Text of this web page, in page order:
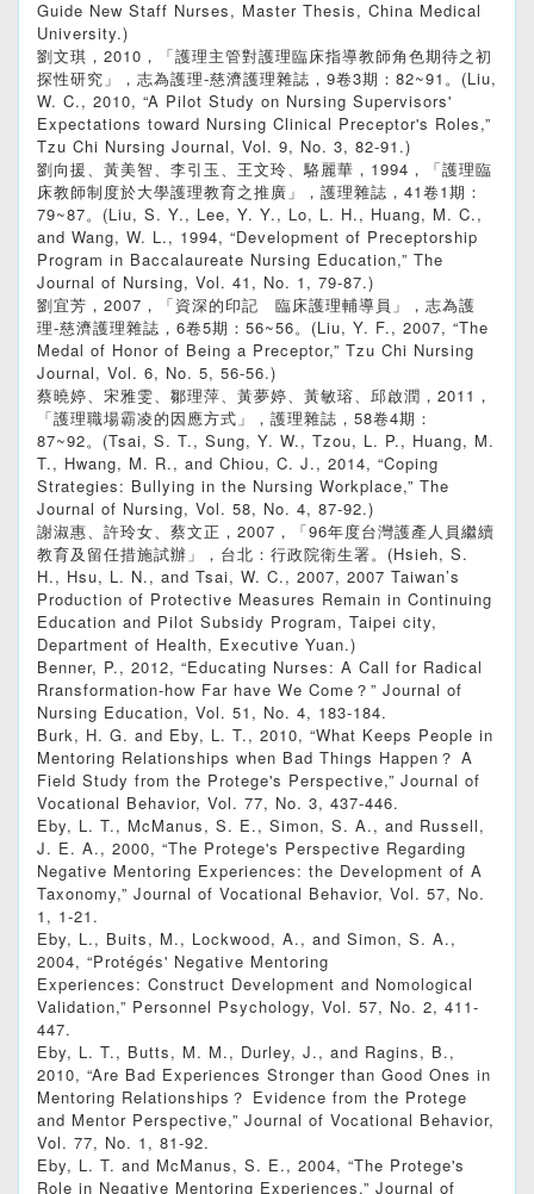
Guide New Staff Nurses, Master Thesis, China Medical
University.)
劉文琪，2010，「護理主管對護理臨床指導教師角色期待之初
探性研究」，志為護理-慈濟護理雜誌，9卷3期：82~91。(Liu,
W. C., 2010, “A Pilot Study on Nursing Supervisors'
Expectations toward Nursing Clinical Preceptor's Roles,”
Tzu Chi Nursing Journal, Vol. 9, No. 3, 82-91.)
劉向援、黃美智、李引玉、王文玲、駱麗華，1994，「護理臨
床教師制度於大學護理教育之推廣」，護理雜誌，41卷1期：
79~87。(Liu, S. Y., Lee, Y. Y., Lo, L. H., Huang, M. C.,
and Wang, W. L., 1994, “Development of Preceptorship
Program in Baccalaureate Nursing Education,” The
Journal of Nursing, Vol. 41, No. 1, 79-87.)
劉宜芳，2007，「資深的印記 臨床護理輔導員」，志為護
理-慈濟護理雜誌，6卷5期：56~56。(Liu, Y. F., 2007, “The
Medal of Honor of Being a Preceptor,” Tzu Chi Nursing
Journal, Vol. 6, No. 5, 56-56.)
蔡曉婷、宋雅雯、鄒理萍、黃夢婷、黃敏瑢、邱啟潤，2011，
「護理職場霸凌的因應方式」，護理雜誌，58卷4期：
87~92。(Tsai, S. T., Sung, Y. W., Tzou, L. P., Huang, M.
T., Hwang, M. R., and Chiou, C. J., 2014, “Coping
Strategies: Bullying in the Nursing Workplace,” The
Journal of Nursing, Vol. 58, No. 4, 87-92.)
謝淑惠、許玲女、蔡文正，2007，「96年度台灣護產人員繼續
教育及留任措施試辦」，台北：行政院衛生署。(Hsieh, S.
H., Hsu, L. N., and Tsai, W. C., 2007, 2007 Taiwan’s
Production of Protective Measures Remain in Continuing
Education and Pilot Subsidy Program, Taipei city,
Department of Health, Executive Yuan.)
Benner, P., 2012, “Educating Nurses: A Call for Radical
Rransformation-how Far have We Come？” Journal of
Nursing Education, Vol. 51, No. 4, 183-184.
Burk, H. G. and Eby, L. T., 2010, “What Keeps People in
Mentoring Relationships when Bad Things Happen？ A
Field Study from the Protege's Perspective,” Journal of
Vocational Behavior, Vol. 77, No. 3, 437-446.
Eby, L. T., McManus, S. E., Simon, S. A., and Russell,
J. E. A., 2000, “The Protege's Perspective Regarding
Negative Mentoring Experiences: the Development of A
Taxonomy,” Journal of Vocational Behavior, Vol. 57, No.
1, 1-21.
Eby, L., Buits, M., Lockwood, A., and Simon, S. A.,
2004, “Protégés' Negative Mentoring
Experiences: Construct Development and Nomological
Validation,” Personnel Psychology, Vol. 57, No. 2, 411-
447.
Eby, L. T., Butts, M. M., Durley, J., and Ragins, B.,
2010, “Are Bad Experiences Stronger than Good Ones in
Mentoring Relationships？ Evidence from the Protege
and Mentor Perspective,” Journal of Vocational Behavior,
Vol. 77, No. 1, 81-92.
Eby, L. T. and McManus, S. E., 2004, “The Protege's
Role in Negative Mentoring Experiences,” Journal of